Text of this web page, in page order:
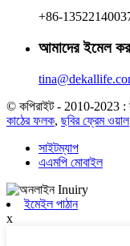
+86-
আমাদের ইমেল
© কপিরাইট - 2010-2023 :
কাঠের ফলক, ছবির ফ্রেম ওয়াল
সাইটম্যাপ
এএমপি মোবাইল
ইমেইল পাঠান
x